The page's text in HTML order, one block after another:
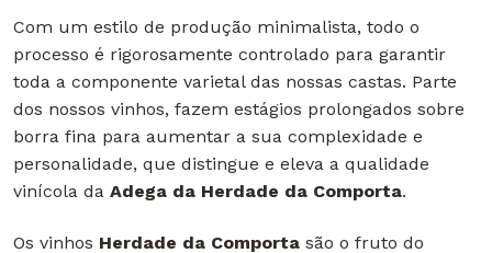
Com um estilo de produção minimalista, todo o
processo é rigorosamente controlado para garantir
toda a componente varietal das nossas castas. Parte
dos nossos vinhos, fazem estágios prolongados sobre
borra fina para aumentar a sua complexidade e
personalidade, que distingue e eleva a qualidade
vinícola da Adega da Herdade da Comporta.
Os vinhos Herdade da Comporta são o fruto do